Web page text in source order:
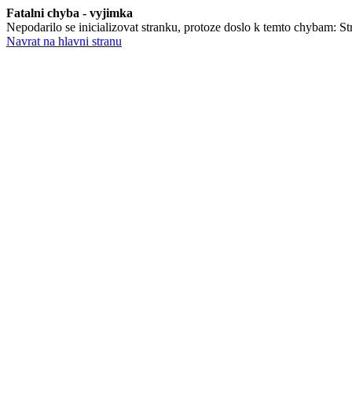
Fatalni chyba - vyjimka
Nepodarilo se inicializovat stranku, protoze doslo k temto chybam:
Navrat na hlavni stranu